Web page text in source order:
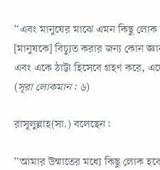
“এবং মানুষের মাঝে এমন কিছু লোক
[মানুষকে] বিচ্যুত করার জন্য কোন
এবং একে ঠাট্টা হিসেবে গ্রহণ করে,
(সূরা লোকমান: ৬)
রাসূলুল্লাহ(সা.) বলেছেন:
“আমার উম্মাতের মধ্যে কিছু লোক হবে